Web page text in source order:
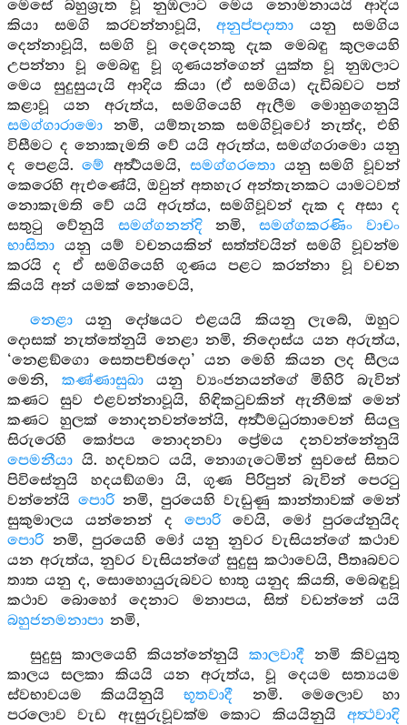
මෙසේ බහුශ්‍රැත වූ නුඹලාට මෙය නොමනායයි ආදිය
කියා සමගි කරවන්නාවූයි,අනුප්පදාතා යනු සමගිය
දෙන්නාවූයි, සමගි වූ දෙදෙනකු දැක මෙබඳු කුලයෙහි
උපන්නා වූ මෙබඳු වූ ගුණයන්ගෙන් යුක්ත වූ නුඹලාට
මෙය සුදුසුයැයි ආදිය කියා (ඒ සමගිය) දැඩිබවට පත්
කළාවූ යන අරුත්ය, සමගියෙහි ඇලීම මොහුගෙනුයි
සමග්ගාරාමො නමි, යම්තැනක සමගිවූවෝ නැත්ද, එහි
විසීමට ද නොකැමති වේ යයි අරුත්ය, සමග්ගරාමො යනු
ද පෙළයි.මේඅර්‍ත්‍ථයමයි, සමග්ගරතොයනු සමගි වූවන්
කෙරෙහි ඇඑණේයි, ඔවුන් අතහැර අන්තැනකට යාමටවත්
නොකැමති වේ යයි අරුත්ය, සමගිවූවන් දැක ද අසා ද
සතුටු වේනුයි සමග්ගනන්දිනමි,සමග්ගකරණිං වාචං
භාසිතා යනු යම් වචනයකින් සත්ත්වයින් සමගි වූවන්ම
කරයි ද ඒ සමගියෙහි ගුණය පළට කරන්නා වූ වචන
කියයි අන් යමක් නොවෙයි,
නෙළායනු දෝෂයට එළයයි කියනු ලැබේ, ඔහුට
දොසක් නැත්තේනුයි නෙළා නමි, නිදොස්ය යන අරුත්ය,
‘නෙළඞ්ගො සෙතපච්ඡදො’ යන මෙහි කියන ලද සීලය
මෙනි, කණ්ණාසුඛායනු ව්‍යංජනයන්ගේ මිහිරි බැවින්
කණට සුව එළවන්නාවූයි, හිඳිකටුවකින් ඇනීමක් මෙන්
කණට හුලක් නොදනවන්නේයි, අර්‍ත්‍ථමධුරතාවෙන් සියලු
සිරුරෙහි කෝපය නොදනවා ප්‍රේමය දනවන්නේනුයි
පෙමනීයා යි. හදවතට යයි, නොගැටෙමින් සුවසේ සිතට
පිවිසේනුයි හදයඞ්ගමා යි, ගුණ පිරිපුන් බැවින් පෙරටු
වන්නේයි පොරිනමි, පුරයෙහි වැඩුණු කාන්තාවක් මෙන්
සුකුමාලය යන්නෙන් ද පොරිවෙයි, මෝ පුරයේනුයිද
පොරිනමි, පුරයෙහි මෝ යනු නුවර වැසියන්ගේ කථාව
යන අරුත්ය, නුවර වැසියන්ගේ සුදුසු කථාවෙයි, පීතෘබවට
තාත යනු ද, සොහොයුරුබවට භාතු යනුද කියති, මෙබඳුවූ
කථාව බොහෝ දෙනාට මනාපය, සිත් වඩන්නේ යයි
බහුජනමනාපා නමි,
සුදුසු කාලයෙහි කියන්නේනුයි කාලවාදීනමි කිවයුතු
කාලය සලකා කියයි යන අරුත්ය, වූ දෙයම සත්‍යයම
ස්වභාවයම කියයිනුයිභූතවාදී නමි. මෙලොව හා
පරලොව වැඩ ඇසුරුවූවක්ම කොට කියයිනුයි අත්‍ථවාදි